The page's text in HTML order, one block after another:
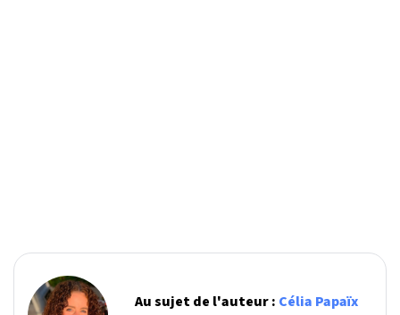
Au sujet de l'auteur : Célia Papaïx